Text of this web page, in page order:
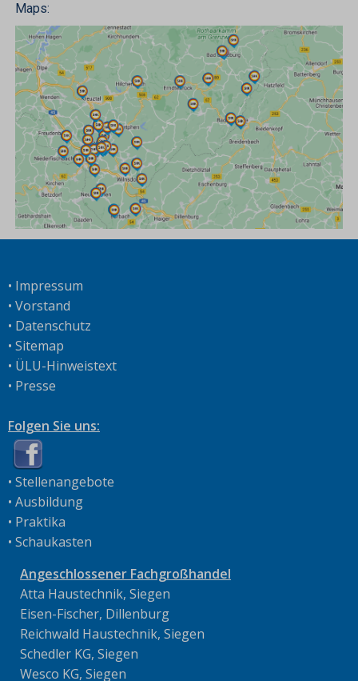
Maps:
• Impressum
• Vorstand
• Datenschutz
• Sitemap
• ÜLU-Hinweistext
• Presse
Folgen Sie uns:
• Stellenangebote
• Ausbildung
• Praktika
• Schaukasten
Angeschlossener Fachgroßhandel
Atta Haustechnik, Siegen
Eisen-Fischer, Dillenburg
Reichwald Haustechnik, Siegen
Schedler KG, Siegen
Wesco KG, Siegen